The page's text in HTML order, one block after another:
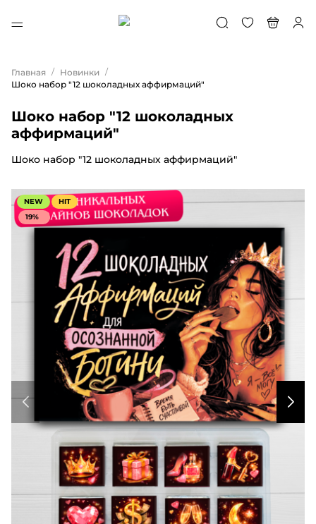
Главная / Новинки /
Шоко набор "12 шоколадных аффирмаций"
Шоко набор "12 шоколадных
аффирмаций"
Шоко набор "12 шоколадных аффирмаций"
NEW
HIT
19%